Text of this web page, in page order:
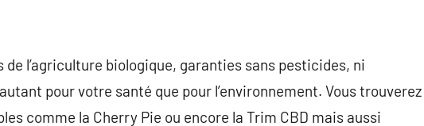
l’agriculture biologique, garanties sans pesticides, ni
pour votre santé que pour l’environnement. Vous trouverez
comme la Cherry Pie ou encore la Trim CBD mais aussi